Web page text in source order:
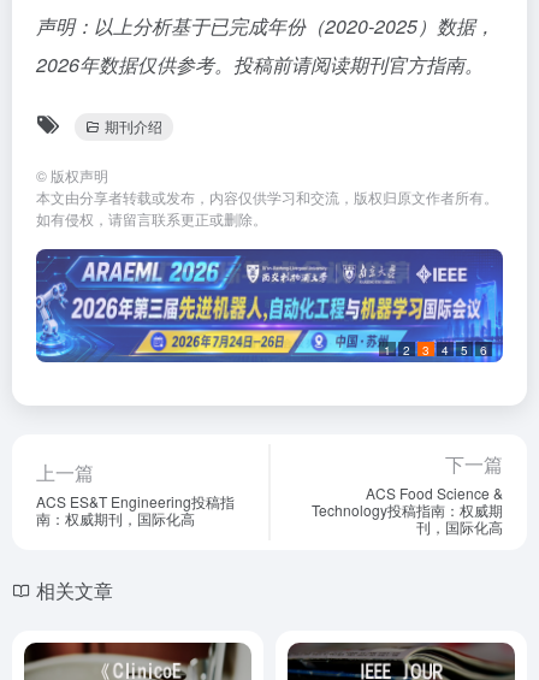
声明：以上分析基于已完成年份（2020-2025）数据，
2026年数据仅供参考。投稿前请阅读期刊官方指南。
期刊介绍
© 版权声明
本文由分享者转载或发布，内容仅供学习和交流，版权归原文作者所有。
如有侵权，请留言联系更正或删除。
1 2 3 4 5 6
上一篇
ACS ES&T Engineering投稿指
南：权威期刊，国际化高
下一篇
ACS Food Science &
Technology投稿指南：权威期
刊，国际化高
相关文章